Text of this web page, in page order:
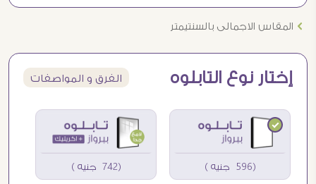
Ö المقاس الاجمالى بالسنتيمتر
إختار نوع التابلوه الفرق و المواصفات
(596 جنيه ) (742 جنيه )